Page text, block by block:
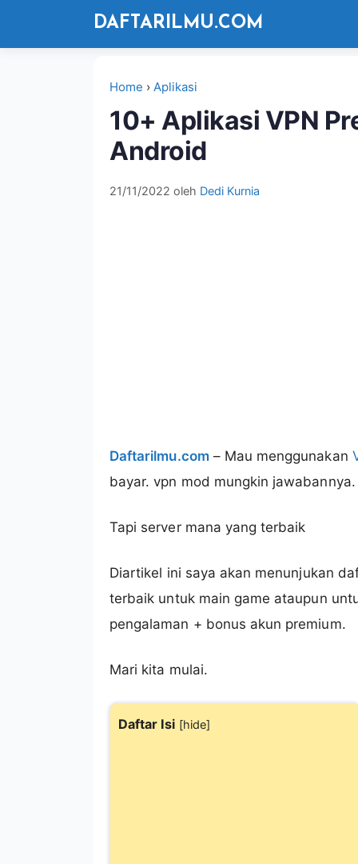
DAFTARILMU.COM
Home › Aplikasi
10+ Aplikasi VPN
Android
21/11/2022 oleh Dedi Kurnia
Daftarilmu.com– Mau menggunakan
bayar. vpn mod mungkin jawabannya.
Tapi server mana yang terbaik
Diartikel ini saya akan menunjukan
terbaik untuk main game ataupun
pengalaman + bonus akun premium.
Mari kita mulai.
Daftar Isi [hide]